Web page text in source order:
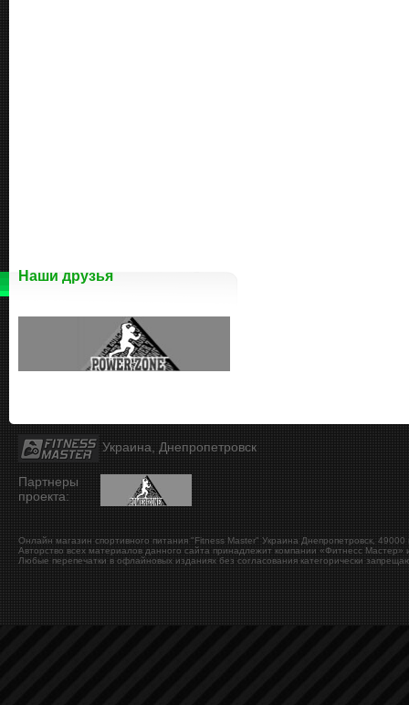
Наши друзья
Украина, Днепропетровск
Партнеры
проекта:
Онлайн магазин спортивного питания "Fitness Master" Украина Днепропетровск 49000
Авторство всех материалов данного сайта принадлежит компании «Фитнесс Мастер»
Любые перепечатки в офлайновых изданиях без согласования категорически